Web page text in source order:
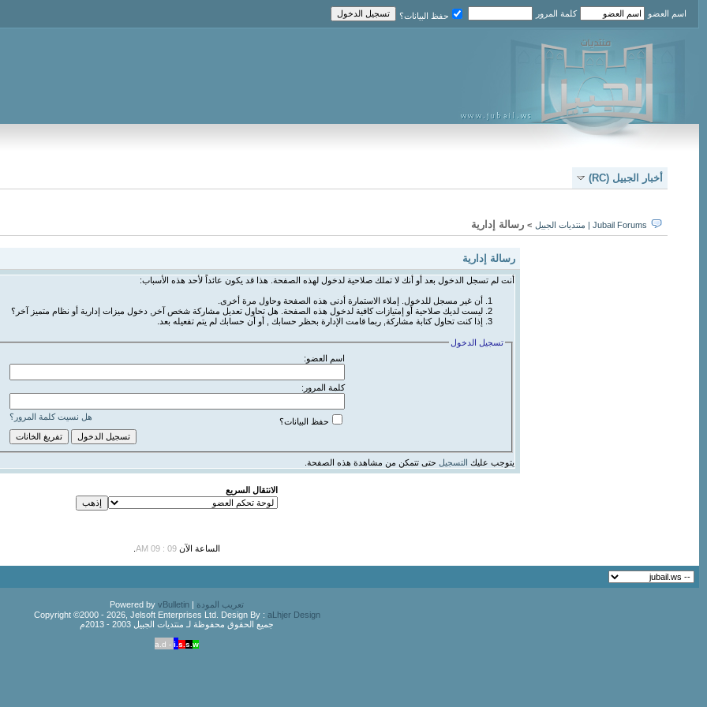
اسم العضو كلمة المرور حفظ البيانات؟
أخبار الجبيل (RC)
Jubail Forums | منتديات الجبيل > رسالة إدارية
رسالة إدارية
أنت لم تسجل الدخول بعد أو أنك لا تملك صلاحية لدخول لهذه الصفحة. هذا قد يكون عائداً لأحد هذه الأسباب:
أن غير مسجل للدخول. إملاء الاستمارة أدنى هذه الصفحة وحاول مرة أخرى.
ليست لديك صلاحية أو إمتيازات كافية لدخول هذه الصفحة. هل تحاول تعديل مشاركة شخص آخر, دخول ميزات إدارية أو نظام متميز آخر؟
إذا كنت تحاول كتابة مشاركة, ربما قامت الإدارة بحظر حسابك , أو أن حسابك لم يتم تفعيله بعد.
تسجيل الدخول
اسم العضو:
كلمة المرور:
هل نسيت كلمة المرور؟ حفظ البيانات؟
يتوجب عليك التسجيل حتى تتمكن من مشاهدة هذه الصفحة.
الانتقال السريع
الساعة الآن 09 : 09 AM
تعريب المودة | Powered by
vBulletin
Copyright ©2000 - 2026, Jelsoft Enterprises Ltd. Design By : aLhjer Design
جميع الحقوق محفوظة لـ منتديات الجبيل 2003 - 2013م
a.d - i.s.s.w